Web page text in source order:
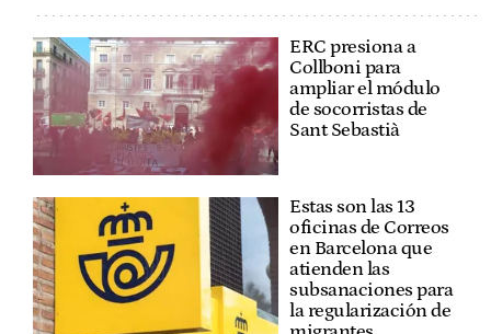
ERC presiona a
Collboni para
ampliar el módulo
de socorristas de
Sant Sebastià
Estas son las 13
oficinas de Correos
en Barcelona que
atienden las
subsanaciones para
la regularización de